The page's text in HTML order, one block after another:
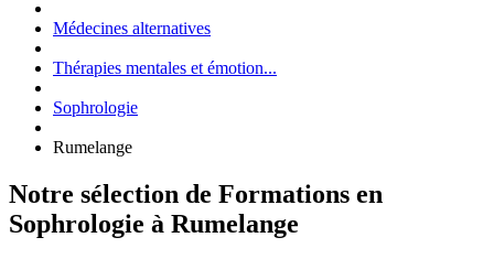
Médecines alternatives
Thérapies mentales et émotion...
Sophrologie
Rumelange
Notre sélection de Formations en
Sophrologie à Rumelange